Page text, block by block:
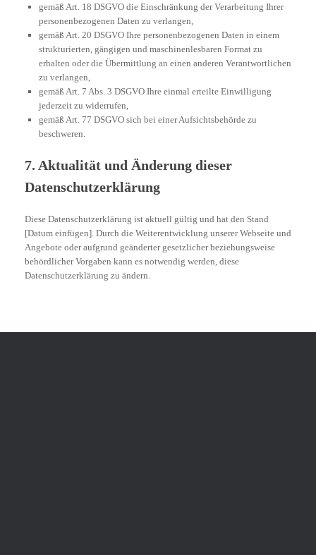
gemäß Art. 18 DSGVO die Einschränkung der Verarbeitung Ihrer
personenbezogenen Daten zu verlangen,
gemäß Art. 20 DSGVO Ihre personenbezogenen Daten in einem
strukturierten, gängigen und maschinenlesbaren Format zu
erhalten oder die Übermittlung an einen anderen Verantwortlichen
zu verlangen,
gemäß Art. 7 Abs. 3 DSGVO Ihre einmal erteilte Einwilligung
jederzeit zu widerrufen,
gemäß Art. 77 DSGVO sich bei einer Aufsichtsbehörde zu
beschweren.
7. Aktualität und Änderung dieser
Datenschutzerklärung
Diese Datenschutzerklärung ist aktuell gültig und hat den Stand
[Datum einfügen]. Durch die Weiterentwicklung unserer Webseite und
Angebote oder aufgrund geänderter gesetzlicher beziehungsweise
behördlicher Vorgaben kann es notwendig werden, diese
Datenschutzerklärung zu ändern.